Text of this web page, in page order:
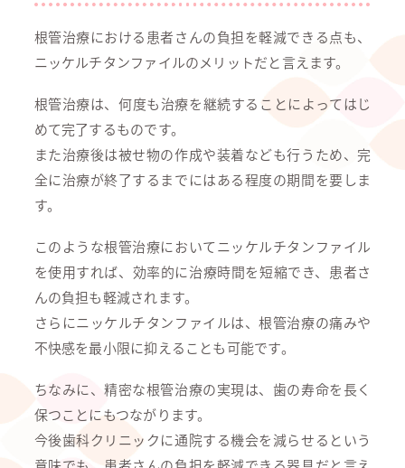
根管治療における患者さんの負担を軽減できる点も、
ニッケルチタンファイルのメリットだと言えます。
根管治療は、何度も治療を継続することによってはじ
めて完了するものです。
また治療後は被せ物の作成や装着なども行うため、完
全に治療が終了するまでにはある程度の期間を要しま
す。
このような根管治療においてニッケルチタンファイル
を使用すれば、効率的に治療時間を短縮でき、患者さ
んの負担も軽減されます。
さらにニッケルチタンファイルは、根管治療の痛みや
不快感を最小限に抑えることも可能です。
ちなみに、精密な根管治療の実現は、歯の寿命を長く
保つことにもつながります。
今後歯科クリニックに通院する機会を減らせるという